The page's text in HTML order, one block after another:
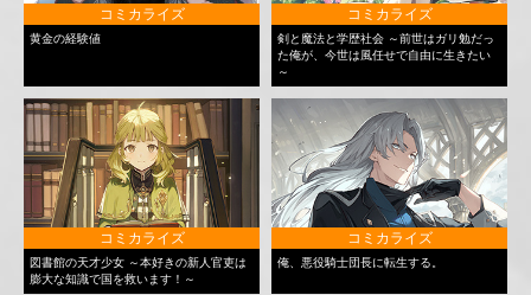
コミカライズ
黄金の経験値
コミカライズ
剣と魔法と学歴社会 ～前世はガリ勉だっ
た俺が、今世は風任せで自由に生きたい
～
コミカライズ
図書館の天才少女 ～本好きの新人官吏は
膨大な知識で国を救います！～
コミカライズ
俺、悪役騎士団長に転生する。